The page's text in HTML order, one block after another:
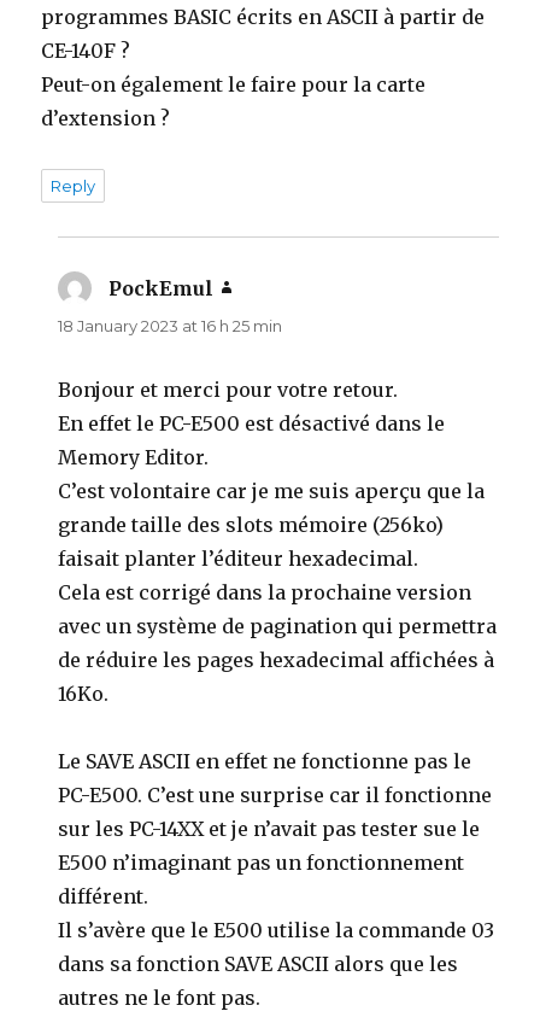
programmes BASIC écrits en ASCII à partir de
CE-140F ?
Peut-on également le faire pour la carte
d’extension ?
Reply
PockEmul
18 January 2023 at 16 h 25 min
Bonjour et merci pour votre retour.
En effet le PC-E500 est désactivé dans le
Memory Editor.
C’est volontaire car je me suis aperçu que la
grande taille des slots mémoire (256ko)
faisait planter l’éditeur hexadecimal.
Cela est corrigé dans la prochaine version
avec un système de pagination qui permettra
de réduire les pages hexadecimal affichées à
16Ko.
Le SAVE ASCII en effet ne fonctionne pas le
PC-E500. C’est une surprise car il fonctionne
sur les PC-14XX et je n’avait pas tester sue le
E500 n’imaginant pas un fonctionnement
différent.
Il s’avère que le E500 utilise la commande 03
dans sa fonction SAVE ASCII alors que les
autres ne le font pas.